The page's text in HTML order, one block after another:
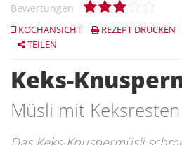
Bewertungen
KOCHANSICHT REZEPT DRUCKEN
TEILEN
Keks-
Müsli mit Keksresten